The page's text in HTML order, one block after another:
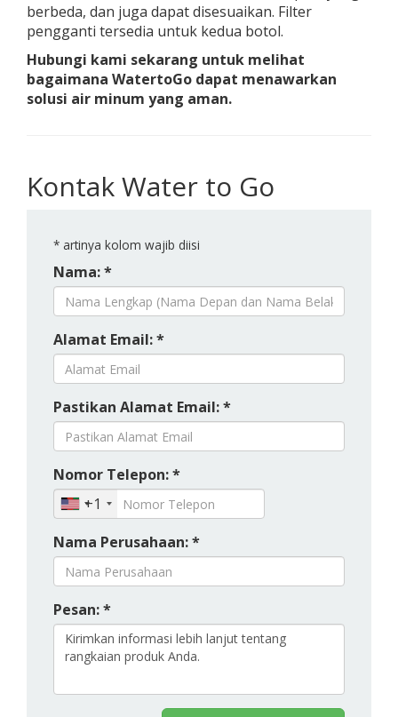
berbeda, dan juga dapat disesuaikan. Filter
pengganti tersedia untuk kedua botol.
Hubungi kami sekarang untuk melihat
bagaimana WatertoGo dapat menawarkan
solusi air minum yang aman.
Kontak Water to Go
* artinya kolom wajib diisi
Nama: *
Alamat Email: *
Pastikan Alamat Email: *
Nomor Telepon: *
+1
Nama Perusahaan: *
Pesan: *